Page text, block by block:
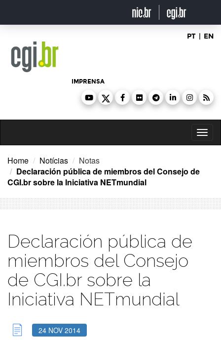
o
PT | EN
IMPRENSA
Home Notícias
Notas
Declaración pública de miembros del Consejo de
CGI.br sobre la Iniciativa NETmundial
Declaración pública de
miembros del Consejo
de CGI.br sobre la
Iniciativa NETmundial
24 NOV 2014